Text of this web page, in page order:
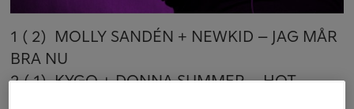
1 ( 2) MOLLY SANDÉN + NEWKID – JAG MÅR
BRA NU
2 ( 1) KYGO + DONNA SUMMER – HOT